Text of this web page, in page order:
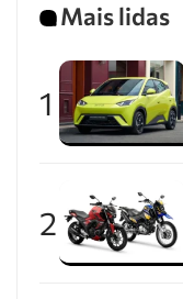
Mais lidas
1
2